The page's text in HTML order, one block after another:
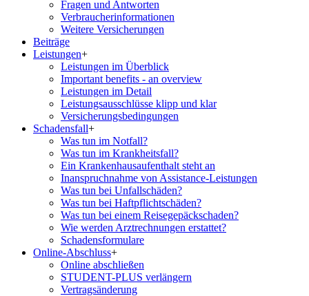
Fragen und Antworten
Verbraucherinformationen
Weitere Versicherungen
Beiträge
Leistungen+
Leistungen im Überblick
Important benefits - an overview
Leistungen im Detail
Leistungsausschlüsse klipp und klar
Versicherungsbedingungen
Schadensfall+
Was tun im Notfall?
Was tun im Krankheitsfall?
Ein Krankenhausaufenthalt steht an
Inanspruchnahme von Assistance-Leistungen
Was tun bei Unfallschäden?
Was tun bei Haftpflichtschäden?
Was tun bei einem Reisegepäckschaden?
Wie werden Arztrechnungen erstattet?
Schadensformulare
Online-Abschluss+
Online abschließen
STUDENT-PLUS verlängern
Vertragsänderung